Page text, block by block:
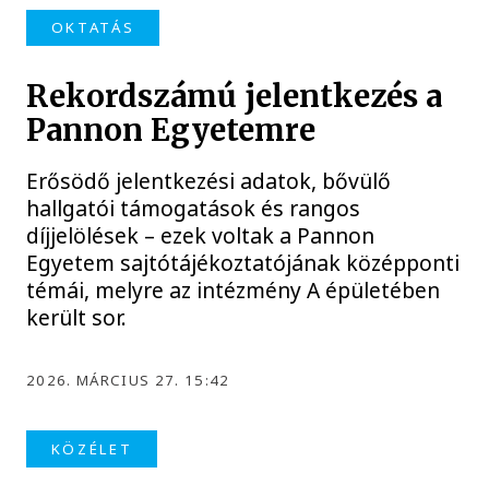
OKTATÁS
Rekordszámú jelentkezés a
Pannon Egyetemre
Erősödő jelentkezési adatok, bővülő
hallgatói támogatások és rangos
díjjelölések – ezek voltak a Pannon
Egyetem sajtótájékoztatójának középponti
témái, melyre az intézmény A épületében
került sor.
2026. MÁRCIUS 27. 15:42
KÖZÉLET